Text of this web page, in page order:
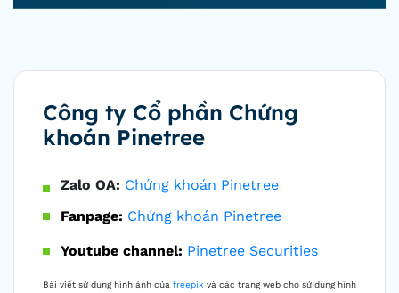
Công ty Cổ phần Chứng
khoán Pinetree
Zalo OA: Chứng khoán Pinetree
Fanpage: Chứng khoán Pinetree
Youtube channel: Pinetree Securities
Bài viết sử dụng hình ảnh của freepik và các trang web cho sử dụng hình